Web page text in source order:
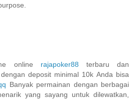
online rajapoker88 terbaru dan
deposit minimal 10k Anda bisa
Banyak permainan dengan berbagai
yang sayang untuk dilewatkan,